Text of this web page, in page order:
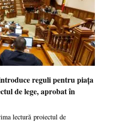
reguli pentru piața
de lege, aprobat în
lectură proiectul de